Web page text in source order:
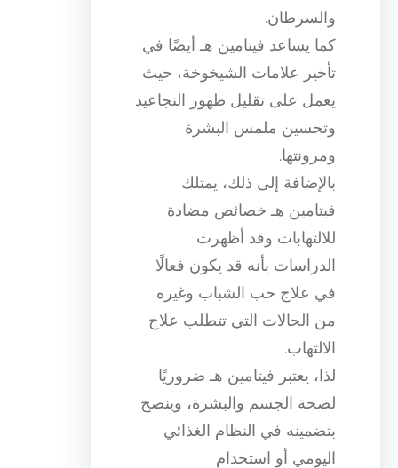
والسرطان.
كما يساعد فيتامين هـ أيضًا في
تأخير علامات الشيخوخة، حيث
يعمل على تقليل ظهور التجاعيد
وتحسين ملمس البشرة
ومرونتها.
بالإضافة إلى ذلك، يمتلك
فيتامين هـ خصائص مضادة
للالتهابات وقد أظهرت
الدراسات بأنه قد يكون فعالًا
في علاج حب الشباب وغيره
من الحالات التي تتطلب علاج
الالتهاب.
لذا، يعتبر فيتامين هـ ضروريًا
لصحة الجسم والبشرة، وينصح
بتضمينه في النظام الغذائي
اليومي أو استخدام